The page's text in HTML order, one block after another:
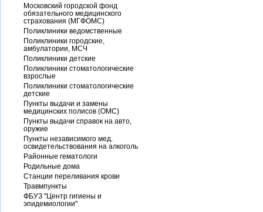
Московский городской фонд
обязательного медицинского
страхования (МГФОМС)
Поликлиники ведомственные
Поликлиники городские,
амбулатории, МСЧ
Поликлиники детские
Поликлиники стоматологические
взрослые
Поликлиники стоматологические
детские
Пункты выдачи и замены
медицинских полисов (ОМС)
Пункты выдачи справок на авто,
оружие
Пункты независимого мед.
освидетельствования на алкоголь
Районные гематологи
Родильные дома
Станции переливания крови
Травмпункты
ФБУЗ "Центр гигиены и
эпидемиологии"